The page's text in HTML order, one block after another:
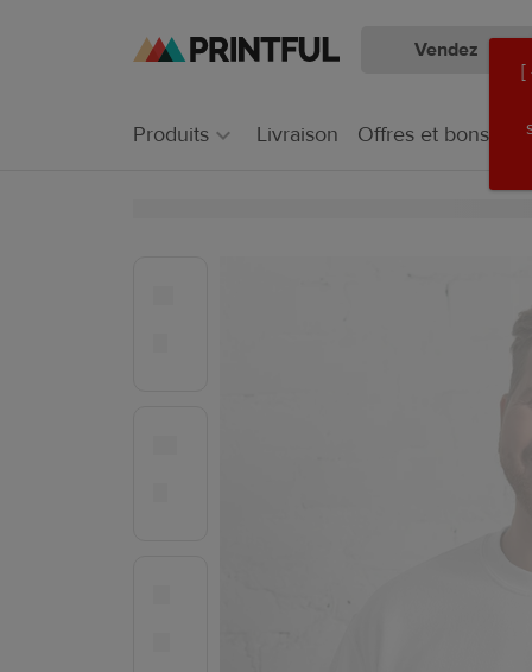
Aller
principal
Passer
d'aide
Vendez
Produits Livraison Offres et bons
[